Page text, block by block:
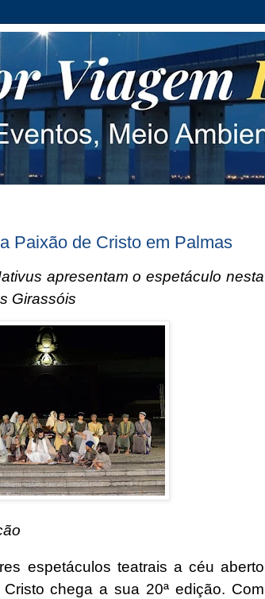
Paixão de Cristo em Palmas
apresentam o espetáculo nesta
Girassóis
espetáculos teatrais a céu aberto
chega a sua 20ª edição. Com